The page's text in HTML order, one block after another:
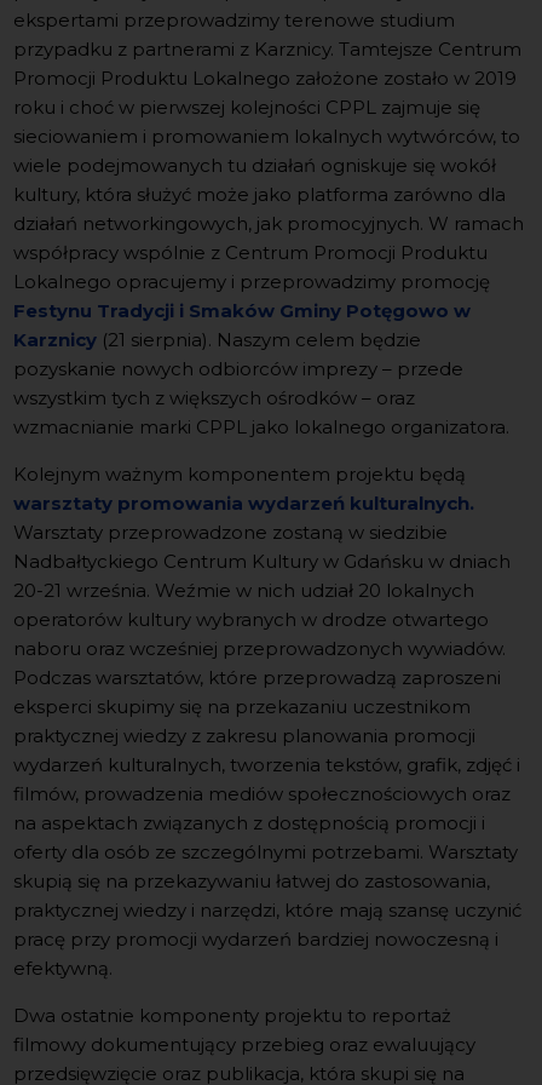
ekspertami przeprowadzimy terenowe studium
przypadku z partnerami z Karznicy. Tamtejsze Centrum
Promocji Produktu Lokalnego założone zostało w 2019
roku i choć w pierwszej kolejności CPPL zajmuje się
sieciowaniem i promowaniem lokalnych wytwórców, to
wiele podejmowanych tu działań ogniskuje się wokół
kultury, która służyć może jako platforma zarówno dla
działań networkingowych, jak promocyjnych. W ramach
współpracy wspólnie z Centrum Promocji Produktu
Lokalnego opracujemy i przeprowadzimy promocję
Festynu Tradycji i Smaków Gminy Potęgowo w
Karznicy (21 sierpnia). Naszym celem będzie
pozyskanie nowych odbiorców imprezy – przede
wszystkim tych z większych ośrodków – oraz
wzmacnianie marki CPPL jako lokalnego organizatora.
Kolejnym ważnym komponentem projektu będą
warsztaty promowania wydarzeń kulturalnych.
Warsztaty przeprowadzone zostaną w siedzibie
Nadbałtyckiego Centrum Kultury w Gdańsku w dniach
20-21 września. Weźmie w nich udział 20 lokalnych
operatorów kultury wybranych w drodze otwartego
naboru oraz wcześniej przeprowadzonych wywiadów.
Podczas warsztatów, które przeprowadzą zaproszeni
eksperci skupimy się na przekazaniu uczestnikom
praktycznej wiedzy z zakresu planowania promocji
wydarzeń kulturalnych, tworzenia tekstów, grafik, zdjęć i
filmów, prowadzenia mediów społecznościowych oraz
na aspektach związanych z dostępnością promocji i
oferty dla osób ze szczególnymi potrzebami. Warsztaty
skupią się na przekazywaniu łatwej do zastosowania,
praktycznej wiedzy i narzędzi, które mają szansę uczynić
pracę przy promocji wydarzeń bardziej nowoczesną i
efektywną.
Dwa ostatnie komponenty projektu to reportaż
filmowy dokumentujący przebieg oraz ewaluujący
przedsięwzięcie oraz publikacja, która skupi się na